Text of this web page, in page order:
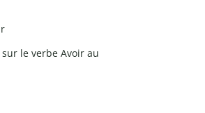
le verbe Avoir au